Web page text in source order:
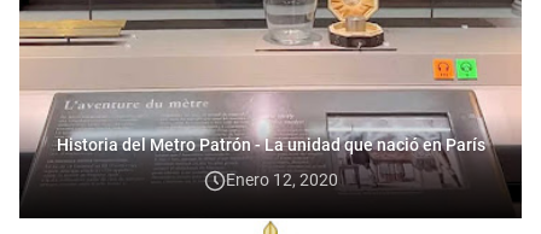
Historia del Metro Patrón - La unidad que nació en París
Enero 12, 2020